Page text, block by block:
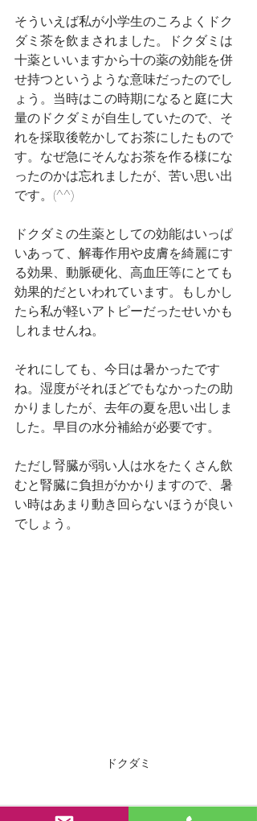
そういえば私が小学生のころよくドク
ダミ茶を飲まされました。ドクダミは
十薬といいますから十の薬の効能を併
せ持つというような意味だったのでし
ょう。当時はこの時期になると庭に大
量のドクダミが自生していたので、そ
れを採取後乾かしてお茶にしたもので
す。なぜ急にそんなお茶を作る様にな
ったのかは忘れましたが、苦い思い出
です。(^^)
ドクダミの生薬としての効能はいっぱ
いあって、解毒作用や皮膚を綺麗にす
る効果、動脈硬化、高血圧等にとても
効果的だといわれています。もしかし
たら私が軽いアトピーだったせいかも
しれませんね。
それにしても、今日は暑かったです
ね。湿度がそれほどでもなかったの助
かりましたが、去年の夏を思い出しま
した。早目の水分補給が必要です。
ただし腎臓が弱い人は水をたくさん飲
むと腎臓に負担がかかりますので、暑
い時はあまり動き回らないほうが良い
でしょう。
ドクダミ